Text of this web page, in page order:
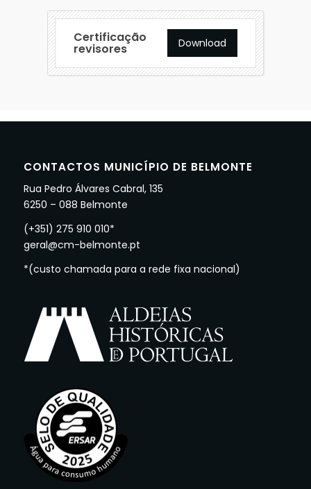
Certificação
revisores Download
CONTACTOS MUNICÍPIO DE BELMONTE
Rua Pedro Álvares Cabral, 135
6250 – 088 Belmonte
(+351) 275 910 010*
geral@cm-belmonte.pt
*(custo chamada para a rede fixa nacional)